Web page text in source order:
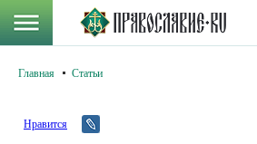
Главная Статьи
Нравится